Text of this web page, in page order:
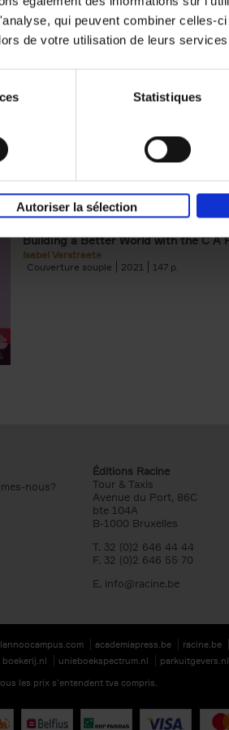
qui peuvent combiner celles-
de votre utilisation de leurs
Statistiques
Autoriser la sélection
Building Bonds = Building
Does Your Brand Care?
Building a Better World with the C A
Isabel Verstraete
Couverture souple
2021 147
nous?
Éditions Racine
Tour & Taxis
Avenue du Port, 86C
bte 104A
B-1000 Bruxelles
T. 32 (0)2 646 44 44
F. 32 (0)2 646 55 70
E. info@racine.be
lannoocampus.com academiapress.be racine.be
boekerij.nl unieboekspectrum.nl
parkuitgevers.nl
les prix s’entendent tva compris.